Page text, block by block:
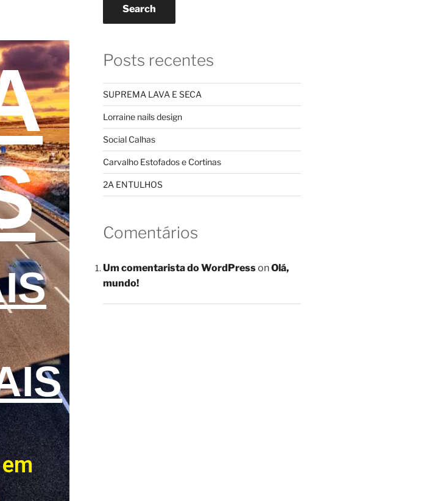
Search
Posts recentes
SUPREMA LAVA E SECA
Lorraine nails design
Social Calhas
Carvalho Estofados e Cortinas
2A ENTULHOS
Comentários
Um comentarista do WordPressonOlá,
mundo!